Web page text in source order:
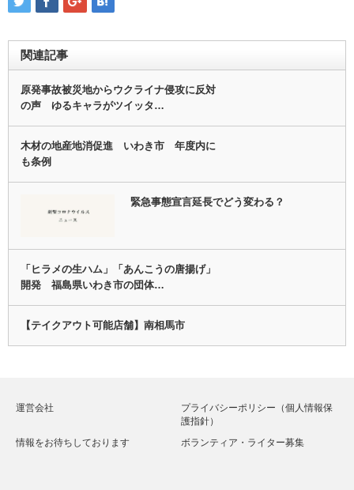
関連記事
原発事故被災地からウクライナ侵攻に反対
の声 ゆるキャラがツイッタ…
木材の地産地消促進 いわき市 年度内に
も条例
緊急事態宣言延長でどう変わる？
「ヒラメの生ハム」「あんこうの唐揚げ」
開発 福島県いわき市の団体…
【テイクアウト可能店舗】南相馬市
運営会社
プライバシーポリシー（個人情報保
護指針）
情報をお待ちしております
ボランティア・ライター募集